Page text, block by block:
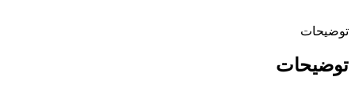
توضیحات
توضیحات